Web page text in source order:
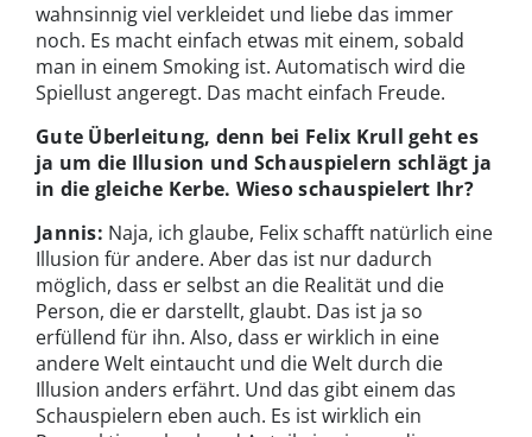
wahnsinnig viel verkleidet und liebe das immer
noch. Es macht einfach etwas mit einem, sobald
man in einem Smoking ist. Automatisch wird die
Spiellust angeregt. Das macht einfach Freude.
Gute Überleitung, denn bei Felix Krull geht es
ja um die Illusion und Schauspielern schlägt ja
in die gleiche Kerbe. Wieso schauspielert Ihr?
Jannis: Naja, ich glaube, Felix schafft natürlich eine
Illusion für andere. Aber das ist nur dadurch
möglich, dass er selbst an die Realität und die
Person, die er darstellt, glaubt. Das ist ja so
erfüllend für ihn. Also, dass er wirklich in eine
andere Welt eintaucht und die Welt durch die
Illusion anders erfährt. Und das gibt einem das
Schauspielern eben auch. Es ist wirklich ein